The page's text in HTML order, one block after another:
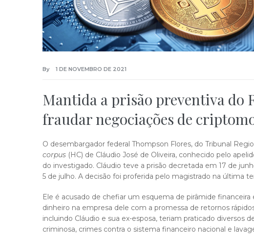
By 1 DE NOVEMBRO DE 2021
Mantida a prisão preventiva do
fraudar negociações de
O desembargador federal Thompson Flores, do Tribunal
corpus (HC) de Cláudio José de Oliveira, conhecido pelo
do investigado. Cláudio teve a prisão decretada em 17 de
5 de julho. A decisão foi proferida pelo magistrado na última
Ele é acusado de chefiar um esquema de pirâmide
dinheiro na empresa dele com a promessa de retornos
incluindo Cláudio e sua ex-esposa, teriam praticado diversos
criminosa, crimes contra o sistema financeiro nacional e